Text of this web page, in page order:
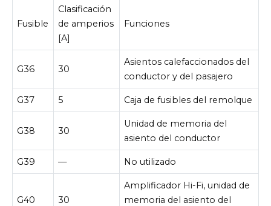
Fusible
Clasificación
de amperios
[A]
Funciones
G36 30
Asientos calefaccionados del
conductor y del pasajero
G37 5 Caja de fusibles del remolque
G38 30
Unidad de memoria del
asiento del conductor
G39 — No utilizado
G40 30
Amplificador Hi-Fi, unidad de
memoria del asiento del